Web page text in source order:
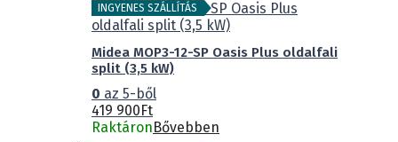
INGYENES SZÁLLÍTÁS
Midea MOP3-12-SP Oasis Plus oldalfali
split (3,5 kW)
0 az 5-ből
419 900 Ft
Raktáron Bővebben